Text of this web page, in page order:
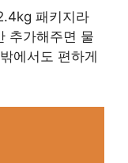
패키지라
추가해주면 물
에서도 편하게